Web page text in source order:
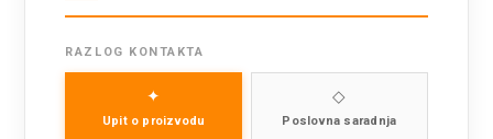
RAZLOG KONTAKTA
✦
Upit o proizvodu
◇
Poslovna saradnja